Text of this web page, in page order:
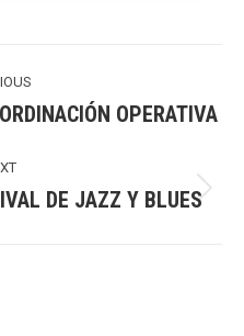
OPERATIVA
DE JAZZ Y BLUES